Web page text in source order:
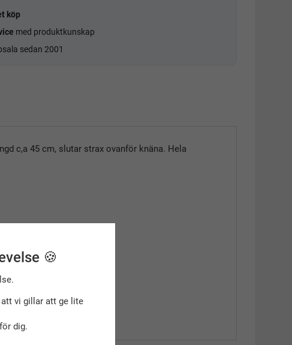
köp
med produktkunskap
sedan 2001
c,a 45 cm, slutar strax ovanför knäna. Hela
🍪
vi gillar att ge lite
dig.